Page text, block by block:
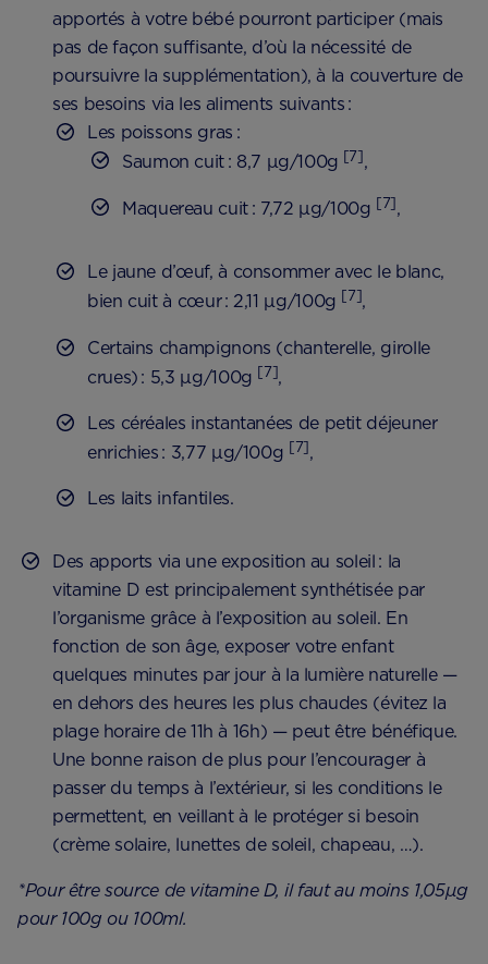
apportés à votre bébé pourront participer (mais
pas de façon suffisante, d’où la nécessité de
poursuivre la supplémentation), à la couverture de
ses besoins via les aliments suivants :
Les poissons gras :
Saumon cuit : 8,7 µg/100g [7],
Maquereau cuit : 7,72 µg/100g [7],
Le jaune d’œuf, à consommer avec le blanc,
bien cuit à cœur : 2,11 µg/100g [7],
Certains champignons (chanterelle, girolle
crues) : 5,3 µg/100g [7],
Les céréales instantanées de petit déjeuner
enrichies : 3,77 µg/100g [7],
Les laits infantiles.
Des apports via une exposition au soleil : la
vitamine D est principalement synthétisée par
l’organisme grâce à l’exposition au soleil. En
fonction de son âge, exposer votre enfant
quelques minutes par jour à la lumière naturelle —
en dehors des heures les plus chaudes (évitez la
plage horaire de 11h à 16h) — peut être bénéfique.
Une bonne raison de plus pour l’encourager à
passer du temps à l’extérieur, si les conditions le
permettent, en veillant à le protéger si besoin
(crème solaire, lunettes de soleil, chapeau, …).
*Pour être source de vitamine D, il faut au moins 1,05µg
pour 100g ou 100ml.